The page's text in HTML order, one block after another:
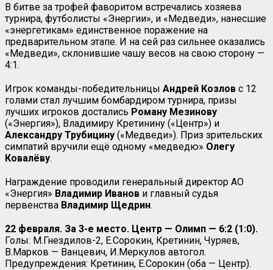
В битве за трофей фаворитом встречались хозяева
турнира, футболисты «Энергии», и «Медведи», нанесшие
«энергетикам» единственное поражение на
предварительном этапе. И на сей раз сильнее оказались
«Медведи», склонившие чашу весов на свою сторону —
4:1.
Игрок команды-победительницы Андрей Козлов с 12
голами стал лучшим бомбардиром турнира, призы
лучших игроков достались Роману Мезинову
(«Энергия»), Владимиру Кретинину («Центр») и
Александру Трубицину («Медведи»). Приз зрительских
симпатий вручили ещё одному «медведю» Олегу
Ковалёву.
Награждение проводили генеральный директор АО
«Энергия» Владимир Иванов и главный судья
первенства Владимир Щедрин.
22 февраля. За 3-е место. Центр — Олимп — 6:2 (1:0).
Голы: М.Гнездилов-2, Е.Сорокин, Кретинин, Чуряев,
В.Марков — Ванцевич, И.Меркулов автогол.
Предупреждения: Кретинин, Е.Сорокин (оба — Центр).